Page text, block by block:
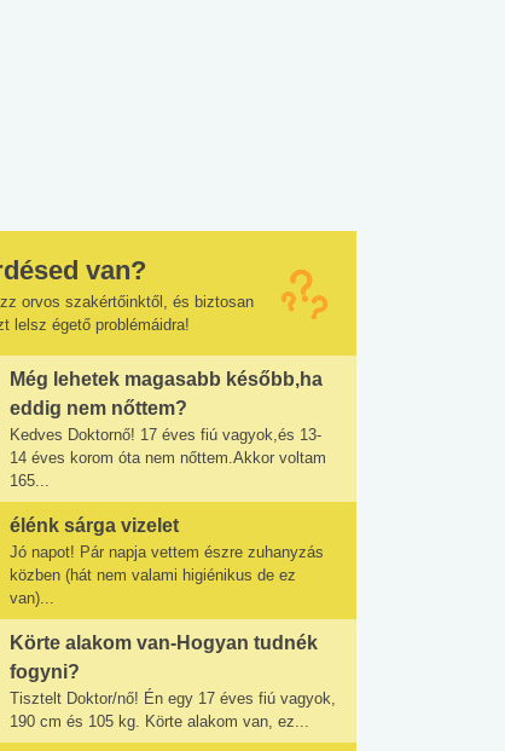
van?
orvos szakértőinktől, és biztosan
lelsz égető problémáidra!
Még lehetek magasabb később,ha
eddig nem nőttem?
Kedves Doktornő! 17 éves fiú vagyok,és 13-
14 éves korom óta nem nőttem.Akkor voltam
165...
élénk sárga vizelet
Jó napot! Pár napja vettem észre zuhanyzás
közben (hát nem valami higiénikus de ez
van)...
Körte alakom van-Hogyan tudnék
fogyni?
Tisztelt Doktor/nő! Én egy 17 éves fiú vagyok,
190 cm és 105 kg. Körte alakom van, ez...